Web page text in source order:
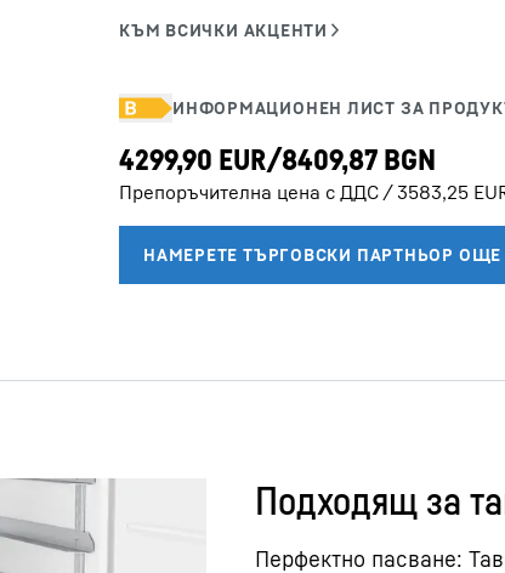
Препоръчителна цена с ДДС / 3583,25
Подходящ за
Перфектно пасване: